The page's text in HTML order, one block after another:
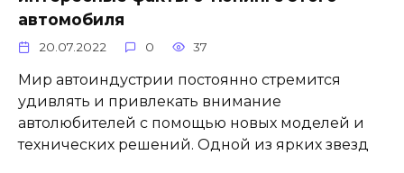
автомобиля
20.07.2022 0 37
Мир автоиндустрии постоянно стремится
удивлять и привлекать внимание
автолюбителей с помощью новых моделей и
технических решений. Одной из ярких звезд